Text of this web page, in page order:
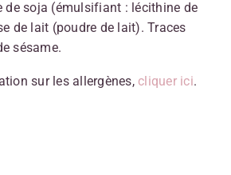
de soja (émulsifiant : lécithine de
de lait (poudre de lait). Traces
sésame.
sur les allergènes, cliquer ici.